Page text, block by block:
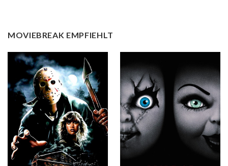
MOVIEBREAK EMPFIEHLT